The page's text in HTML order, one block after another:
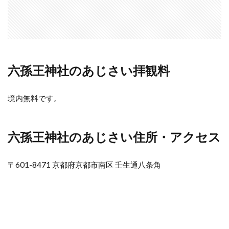
六孫王神社のあじさい拝観料
境内無料です。
六孫王神社のあじさい住所・アクセス
〒601-8471 京都府京都市南区 壬生通八条角